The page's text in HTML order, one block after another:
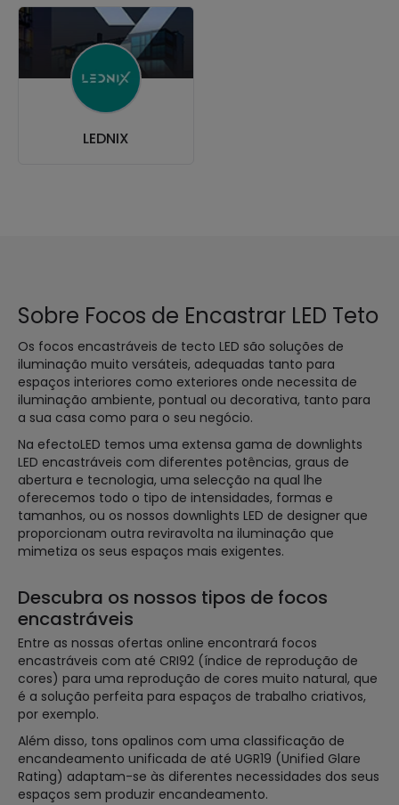
LEDNIX
Sobre Focos de Encastrar LED Teto
Os focos encastráveis de tecto LED são soluções de
iluminação muito versáteis, adequadas tanto para
espaços interiores como exteriores onde necessita de
iluminação ambiente, pontual ou decorativa, tanto para
a sua casa como para o seu negócio.
Na efectoLED temos uma extensa gama de downlights
LED encastráveis com diferentes potências, graus de
abertura e tecnologia, uma selecção na qual lhe
oferecemos todo o tipo de intensidades, formas e
tamanhos, ou os nossos downlights LED de designer que
proporcionam outra reviravolta na iluminação que
mimetiza os seus espaços mais exigentes.
Descubra os nossos tipos de focos
encastráveis
Entre as nossas ofertas online encontrará focos
encastráveis com até CRI92 (índice de reprodução de
cores) para uma reprodução de cores muito natural, que
é a solução perfeita para espaços de trabalho criativos,
por exemplo.
Além disso, tons opalinos com uma classificação de
encandeamento unificada de até UGR19 (Unified Glare
Rating) adaptam-se às diferentes necessidades dos seus
espaços sem produzir encandeamento.